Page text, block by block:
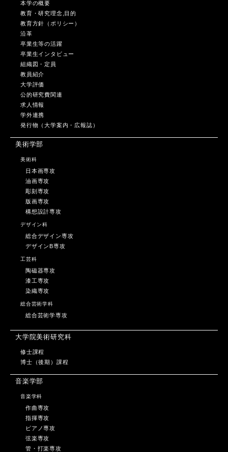
本学の概要
教育・研究理念,目的
教育方針（ポリシー）
沿革
卒業生等の活躍
卒業生インタビュー
組織図・定員
教員紹介
大学評価
公的研究費関連
求人情報
学外連携
発行物（大学案内・広報誌）
美術学部
美術科
日本画専攻
油画専攻
彫刻専攻
版画専攻
構想設計専攻
デザイン科
総合デザイン専攻
デザインB専攻
工芸科
陶磁器専攻
漆工専攻
染織専攻
総合芸術学科
総合芸術学専攻
大学院美術研究科
修士課程
博士（後期）課程
音楽学部
音楽学科
作曲専攻
指揮専攻
ピアノ専攻
弦楽専攻
管・打楽専攻